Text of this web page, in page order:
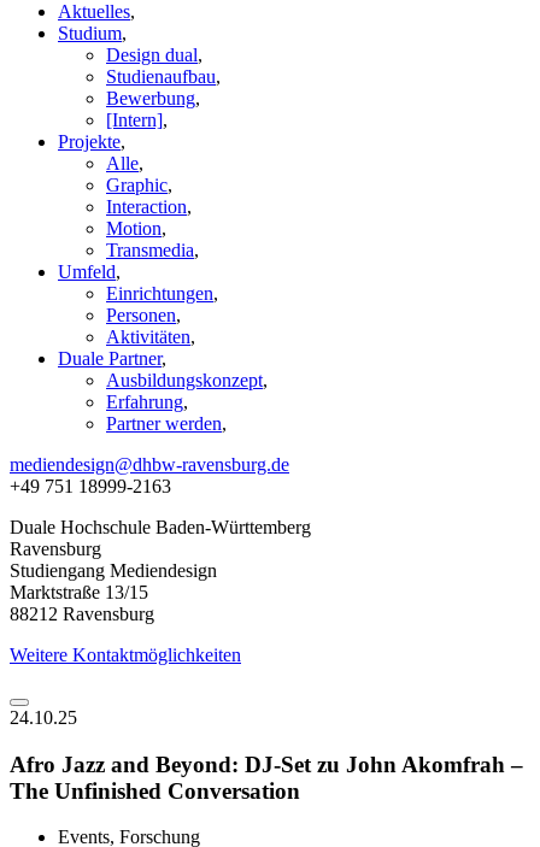
Aktuelles,
Studium,
Design dual,
Studienaufbau,
Bewerbung,
[Intern],
Projekte,
Alle,
Graphic,
Interaction,
Motion,
Transmedia,
Umfeld,
Einrichtungen,
Personen,
Aktivitäten,
Duale Partner,
Ausbildungskonzept,
Erfahrung,
Partner werden,
mediendesign@dhbw-ravensburg.de
+49 751 18999-2163
Duale Hochschule Baden-Württemberg
Ravensburg
Studiengang Mediendesign
Marktstraße 13/15
88212 Ravensburg
Weitere Kontaktmöglichkeiten
24.10.25
Afro Jazz and Beyond: DJ-Set zu John Akomfrah –
The Unfinished Conversation
Events, Forschung